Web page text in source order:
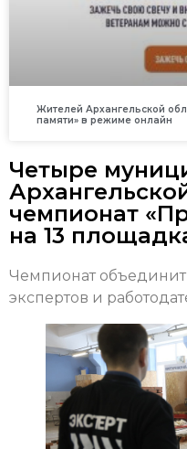
Жителей Архангельской
памяти» в режиме онлайн
Четыре
чемпионат
на 13
Чемпионат
экспертов и